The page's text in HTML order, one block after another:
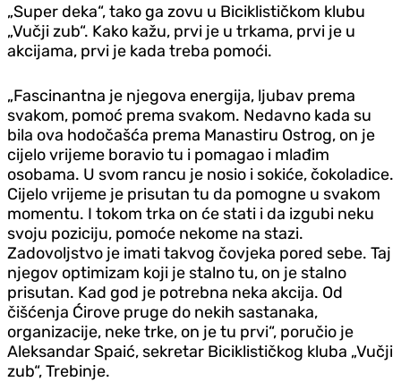
„Super deka“, tako ga zovu u Biciklističkom klubu
„Vučji zub“. Kako kažu, prvi je u trkama, prvi je u
akcijama, prvi je kada treba pomoći.
„Fascinantna je njegova energija, ljubav prema
svakom, pomoć prema svakom. Nedavno kada su
bila ova hodočašća prema Manastiru Ostrog, on je
cijelo vrijeme boravio tu i pomagao i mlađim
osobama. U svom rancu je nosio i sokiće, čokoladice.
Cijelo vrijeme je prisutan tu da pomogne u svakom
momentu. I tokom trka on će stati i da izgubi neku
svoju poziciju, pomoće nekome na stazi.
Zadovoljstvo je imati takvog čovjeka pored sebe. Taj
njegov optimizam koji je stalno tu, on je stalno
prisutan. Kad god je potrebna neka akcija. Od
čišćenja Ćirove pruge do nekih sastanaka,
organizacije, neke trke, on je tu prvi“, poručio je
Aleksandar Spaić, sekretar Biciklističkog kluba „Vučji
zub“, Trebinje.